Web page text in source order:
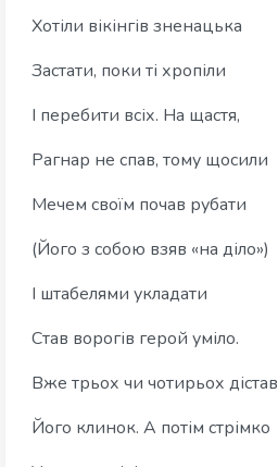
Хотіли вікінгів зненацька
Застати, поки ті хропіли
І перебити всіх. На щастя,
Рагнар не спав, тому щосили
Мечем своїм почав рубати
(Його з собою взяв «на діло»)
І штабелями укладати
Став ворогів герой уміло.
Вже трьох чи чотирьох дістав
Його клинок. А потім стрімко